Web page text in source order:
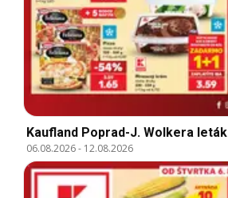
Kaufland Poprad-J. Wolkera leták
06.08.2026- 12.08.2026